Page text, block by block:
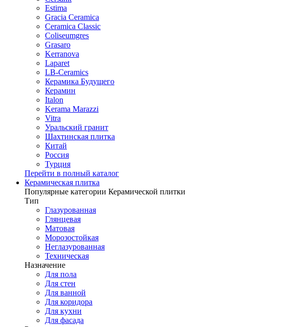
Estima
Gracia Ceramica
Ceramica Classic
Coliseumgres
Grasaro
Kerranova
Laparet
LB-Ceramics
Керамика Будущего
Керамин
Italon
Kerama Marazzi
Vitra
Уральский гранит
Шахтинская плитка
Китай
Россия
Турция
Перейти в полный каталог
Керамическая плитка
Популярные категории Керамической плитки
Тип
Глазурованная
Глянцевая
Матовая
Морозостойкая
Неглазурованная
Техническая
Назначение
Для пола
Для стен
Для ванной
Для коридора
Для кухни
Для фасада